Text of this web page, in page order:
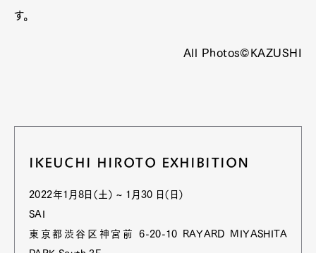
す。
All Photos©KAZUSHI
IKEUCHI HIROTO EXHIBITION
2022年1月8日（土） ~ 1月30 日（日）
SAI
東京都渋谷区神宮前 6-20-10 RAYARD MIYASHITA